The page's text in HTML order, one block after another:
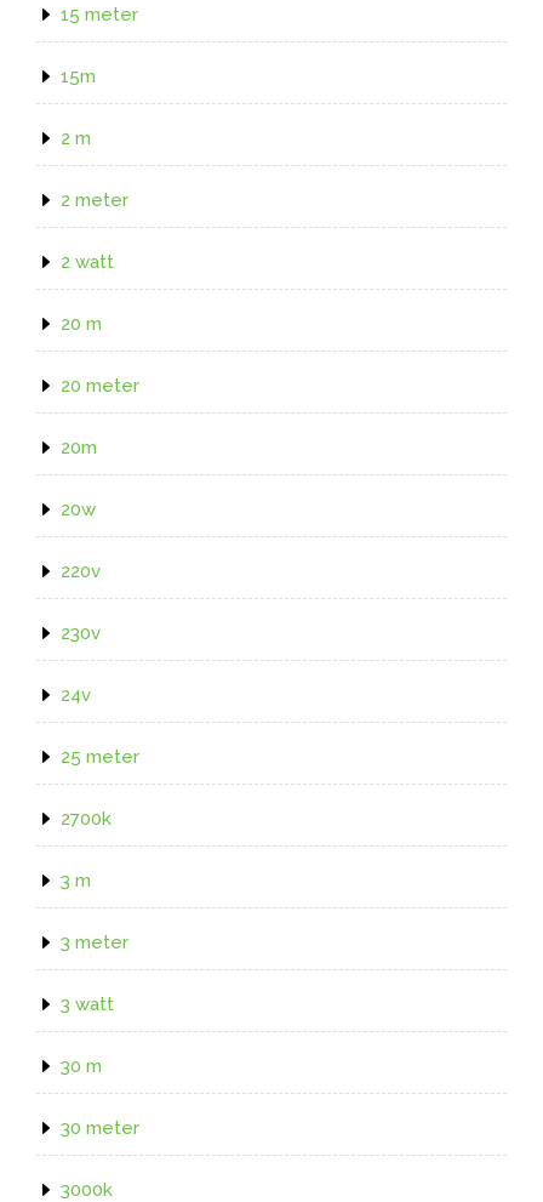
15 meter
15m
2 m
2 meter
2 watt
20 m
20 meter
20m
20w
220v
230v
24v
25 meter
2700k
3 m
3 meter
3 watt
30 m
30 meter
3000k